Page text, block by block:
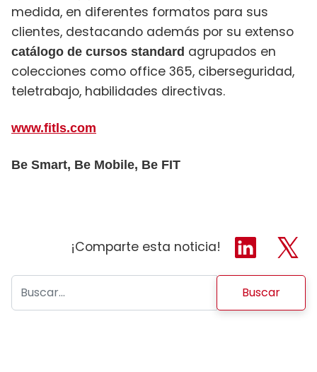
medida, en diferentes formatos para sus
clientes, destacando además por su extenso
catálogo de cursos standard agrupados en
colecciones como office 365, ciberseguridad,
teletrabajo, habilidades directivas.
www.fitls.com
Be Smart, Be Mobile, Be FIT
¡Comparte esta noticia!
Buscar: